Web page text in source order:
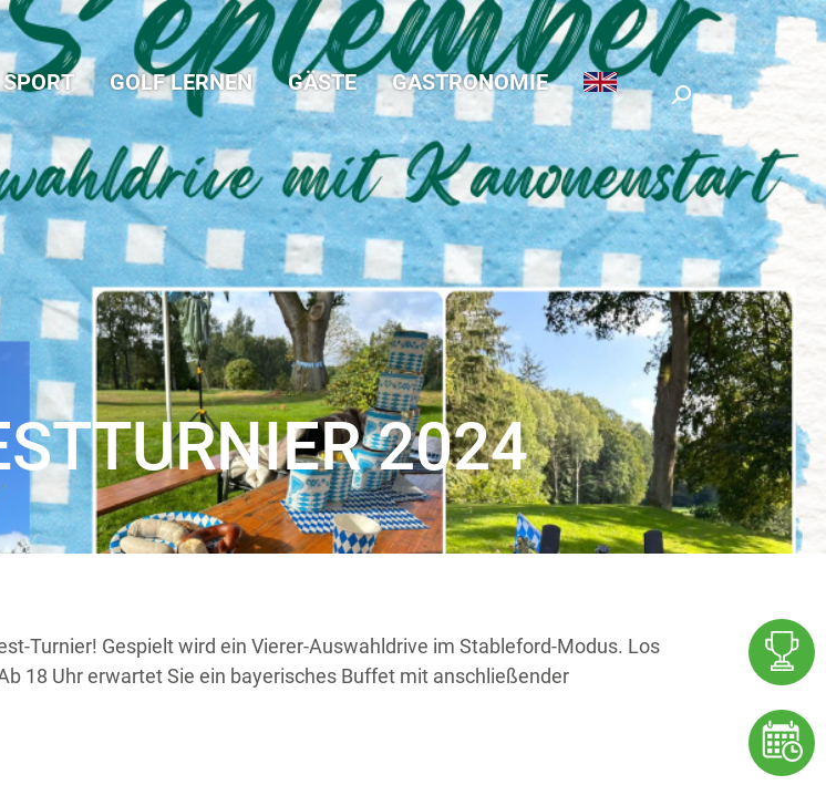
SPORT GOLF LERNEN GÄSTE GASTRONOMIE
Search:
2024
Turnier! Gespielt wird ein Vierer-Auswahldrive im Stableford-Modus. Los
18 Uhr erwartet Sie ein bayerisches Buffet mit anschließender